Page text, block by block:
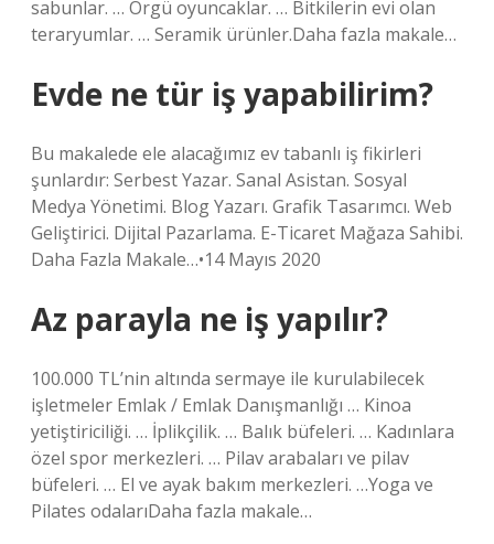
sabunlar. … Örgü oyuncaklar. … Bitkilerin evi olan
teraryumlar. … Seramik ürünler.Daha fazla makale…
Evde ne tür iş yapabilirim?
Bu makalede ele alacağımız ev tabanlı iş fikirleri
şunlardır: Serbest Yazar. Sanal Asistan. Sosyal
Medya Yönetimi. Blog Yazarı. Grafik Tasarımcı. Web
Geliştirici. Dijital Pazarlama. E-Ticaret Mağaza Sahibi.
Daha Fazla Makale…•14 Mayıs 2020
Az parayla ne iş yapılır?
100.000 TL’nin altında sermaye ile kurulabilecek
işletmeler Emlak / Emlak Danışmanlığı … Kinoa
yetiştiriciliği. … İplikçilik. … Balık büfeleri. … Kadınlara
özel spor merkezleri. … Pilav arabaları ve pilav
büfeleri. … El ve ayak bakım merkezleri. …Yoga ve
Pilates odalarıDaha fazla makale…